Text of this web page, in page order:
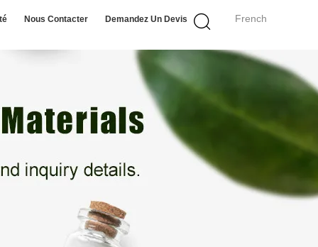
French
Nous Contacter Demandez Un Devis